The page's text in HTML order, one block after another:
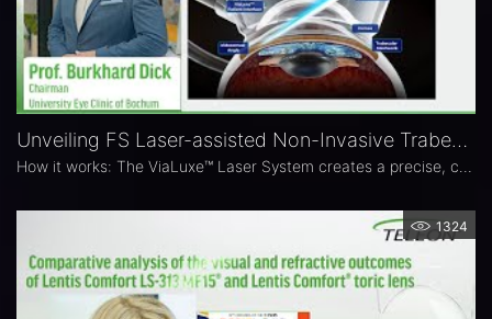
Unveiling FS Laser-assisted Non-Invasive Trabeculotomy feat. ViaLase
1324